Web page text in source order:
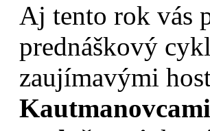
Aj tento rok vás
prednáškový
zaujímavými